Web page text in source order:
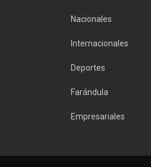
Nacionales
Internacionales
Deportes
Farándula
Empresariales